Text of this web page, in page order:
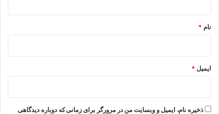
نام *
ایمیل *
ذخیره نام، ایمیل و وبسایت من در مرورگر برای زمانی که دوباره دیدگاهی